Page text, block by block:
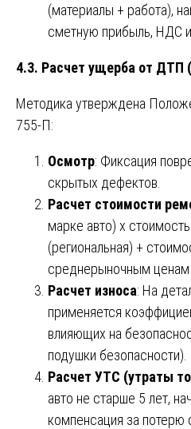
(материалы + работа),
сметную прибыль, НДС
4.3. Расчет ущерба от ДТП
Методика утверждена
755-П:
Осмотр: Фиксация
скрытых дефектов.
Расчет стоимости
марке авто) x
(региональная) +
среднерыночным ценам
Расчет износа: На
применяется
влияющих на
подушки безопасности).
Расчет УТС (утраты
авто не старше 5 лет,
компенсация за потерю